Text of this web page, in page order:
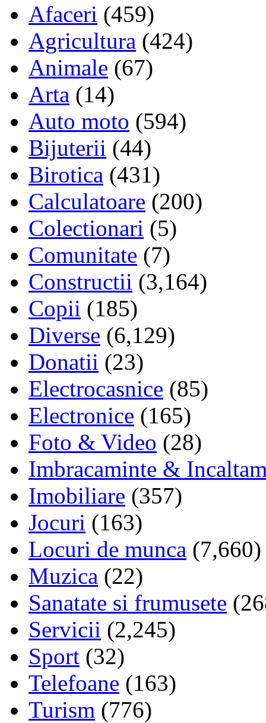
Afaceri (459)
Agricultura (424)
Animale (67)
Arta (14)
Auto moto (594)
Bijuterii (44)
Birotica (431)
Calculatoare (200)
Colectionari (5)
Comunitate (7)
Constructii (3,164)
Copii (185)
Diverse (6,129)
Donatii (23)
Electrocasnice (85)
Electronice (165)
Foto & Video (28)
Imbracaminte &
Imobiliare (357)
Jocuri (163)
Locuri de munca (7,660)
Muzica (22)
Sanatate si frumusete
Servicii (2,245)
Sport (32)
Telefoane (163)
Turism (776)